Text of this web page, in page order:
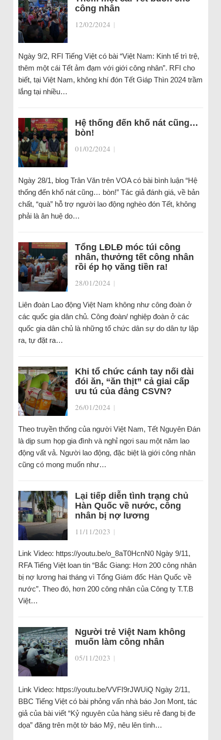
công nhân
12/02/2024 |
Ngày 9/2, RFI Tiếng Việt có bài “Việt Nam: Kinh tế trì trệ,
thêm một cái Tết ảm đạm với giới công nhân”. RFI cho
biết, tại Việt Nam, không khí đón Tết Giáp Thìn 2024 trầm
lắng tại nhiều…
Hệ thống đến khố nát cũng…
bòn!
01/02/2024 |
Ngày 28/1, blog Trân Văn trên VOA có bài bình luận “Hệ
thống đến khố nát cũng… bòn!” Tác giả đánh giá, về bản
chất, “quà” hỗ trợ người lao động nghèo đón Tết, không
phải là ân huệ do…
Tổng LĐLĐ móc túi công
nhân, thưởng tết công nhân
rồi ép họ văng tiền ra!
28/01/2024 |
Liên đoàn Lao động Việt Nam không như công đoàn ở
các quốc gia dân chủ. Công đoàn/ nghiệp đoàn ở các
quốc gia dân chủ là những tổ chức dân sự do dân tự lập
ra, tự đặt ra…
Khi tổ chức cánh tay nối dài
đói ăn, “ăn thịt” cả giai cấp
ưu tú của đảng CSVN?
26/01/2024 |
Theo truyền thống của người Việt Nam, Tết Nguyên Đán
là dịp sum họp gia đình và nghỉ ngơi sau một năm lao
động vất vả. Người lao động, đặc biệt là giới công nhân
cũng có mong muốn như…
Lại tiếp diễn tình trạng chủ
Hàn Quốc về nước, công
nhân bị nợ lương
11/11/2023 |
Link Video: https://youtu.be/o_8aT0HcnN0 Ngày 9/11,
RFA Tiếng Việt loan tin “Bắc Giang: Hơn 200 công nhân
bị nợ lương hai tháng vì Tổng Giám đốc Hàn Quốc về
nước”. Theo đó, hơn 200 công nhân của Công ty T.T.B
Việt…
Người trẻ Việt Nam không
muốn làm công nhân
05/11/2023 |
Link Video: https://youtu.be/VVFI9rJWUiQ Ngày 2/11,
BBC Tiếng Việt có bài phỏng vấn nhà báo Jon Mont, tác
giả của bài viết “Kỷ nguyên của hàng siêu rẻ đang bị đe
dọa” đăng trên một tờ báo Mỹ, nêu lên tình…